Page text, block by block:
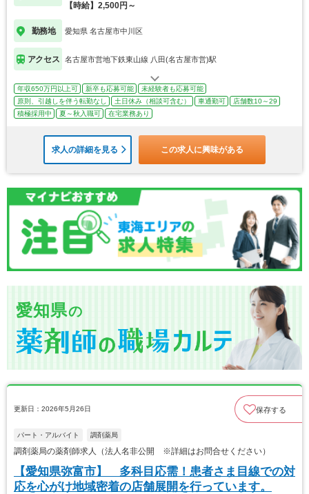
【時給】2,500円～
勤務地 愛知県 名古屋市中川区
アクセス 名古屋市営地下鉄東山線 八田(名古屋市営)駅
年収650万円以上可 新卒も応募可能
未経験者も応募可能
原則、引越しを伴う転勤なし
土日休み（相談可含む） 車通勤可
店舗数10～29
積極採用中
夏～秋入職可 在宅業務あり
求人の詳細を見る この求人に興味がある
愛知県の
更新日：2026年5月26日 保存する
パート・アルバイト 調剤薬局
調剤薬局の薬剤師求人（法人名非公開 ※詳細はお問合せください）
【愛知県弥富市】 多科目応需！患者さま目線での対
応を心がけ地域密着の店舗展開を行っています。